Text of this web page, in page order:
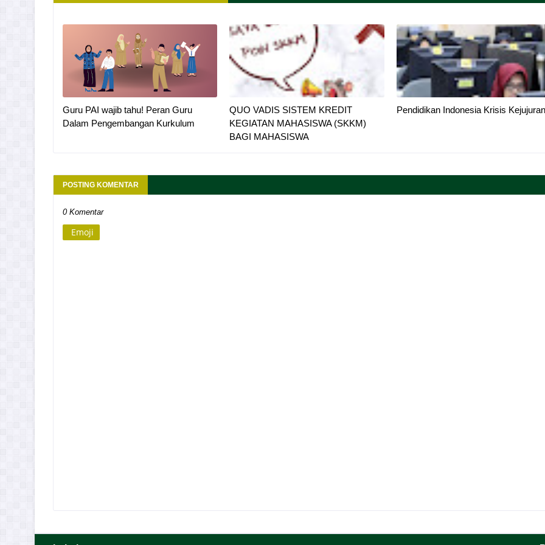
Guru PAI wajib tahu! Peran Guru
Dalam Pengembangan Kurkulum
QUO VADIS SISTEM KREDIT
KEGIATAN MAHASISWA (SKKM)
BAGI MAHASISWA
Pendidikan Indonesia Krisis Kejujuran
POSTING KOMENTAR
0 Komentar
Emoji